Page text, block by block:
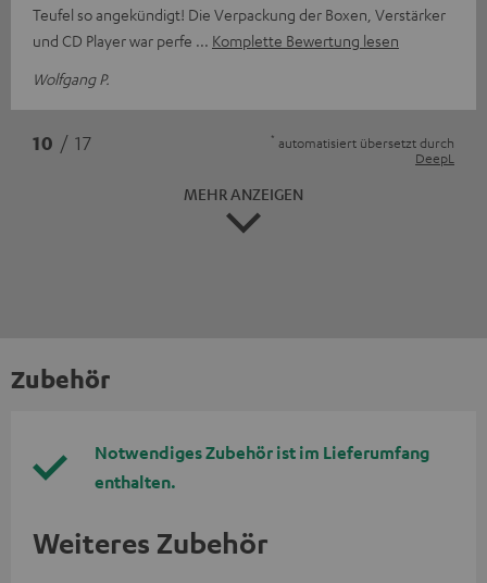
Teufel so angekündigt! Die Verpackung der Boxen, Verstärker
und CD Player war perfe
Komplette Bewertung lesen
Wolfgang P.
10 / 17 * automatisiert übersetzt durch
DeepL
MEHR ANZEIGEN
Zubehör
Notwendiges Zubehör ist im Lieferumfang
enthalten.
Weiteres Zubehör